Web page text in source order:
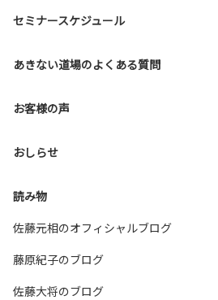
セミナースケジュール
あきない道場のよくある質問
お客様の声
おしらせ
読み物
佐藤元相のオフィシャルブログ
藤原紀子のブログ
佐藤大将のブログ